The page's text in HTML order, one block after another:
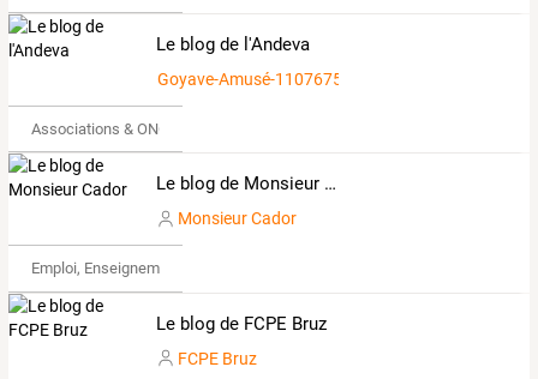
Le blog de l'Andeva
Goyave-Amusé-1107675
Associations & ONG
Le blog de Monsieur Cador
Monsieur Cador
Emploi, Enseignement & Etudes
Le blog de FCPE Bruz
FCPE Bruz